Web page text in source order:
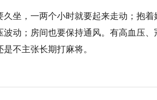
坐，一两个小时就要起来走动；抱着
动；房间也要保持通风。有高血压、
不主张长期打麻将。